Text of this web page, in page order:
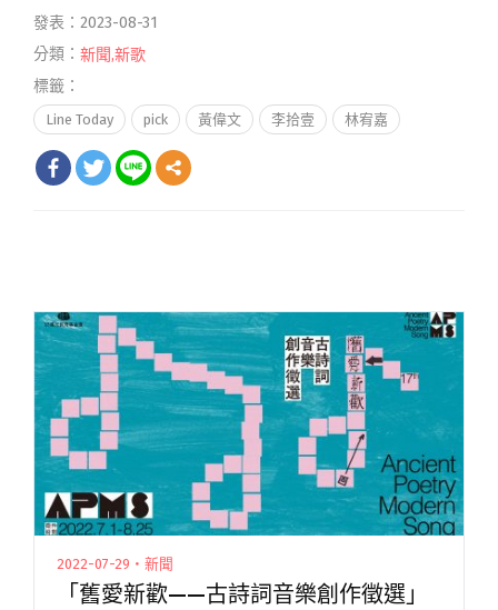
發表：2023-08-31
分類： 新聞,新歌
標籤：
Line Today pick 黃偉文 李拾壹 林宥嘉
2022-07-29・新聞
「舊愛新歡——古詩詞音樂創作徵選」